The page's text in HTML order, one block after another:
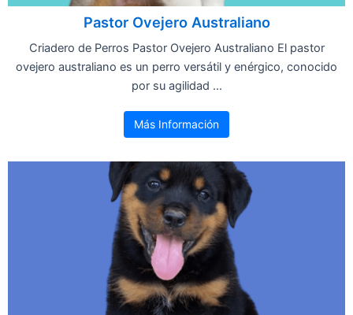
Pastor Ovejero Australiano
Criadero de Perros Pastor Ovejero Australiano El pastor
ovejero australiano es un perro versátil y enérgico, conocido
por su agilidad ...
Más Información